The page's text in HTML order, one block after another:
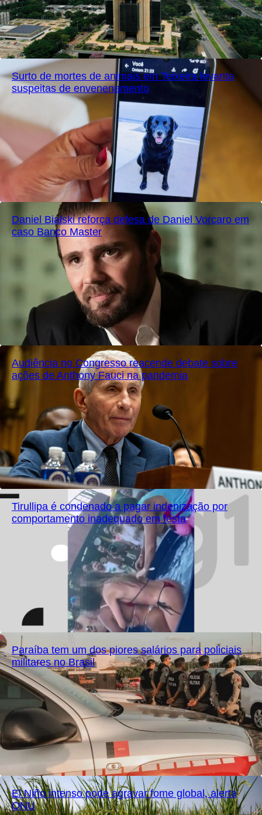
Surto de mortes de animais em Teixeira levanta
suspeitas de envenenamento
Daniel Bialski reforça defesa de Daniel Vorcaro em
caso Banco Master
Audiência no Congresso reacende debate sobre
ações de Anthony Fauci na pandemia
Tirullipa é condenado a pagar indenização por
comportamento inadequado em festa
Paraíba tem um dos piores salários para policiais
militares no Brasil
El Niño intenso pode agravar fome global, alerta
ONU